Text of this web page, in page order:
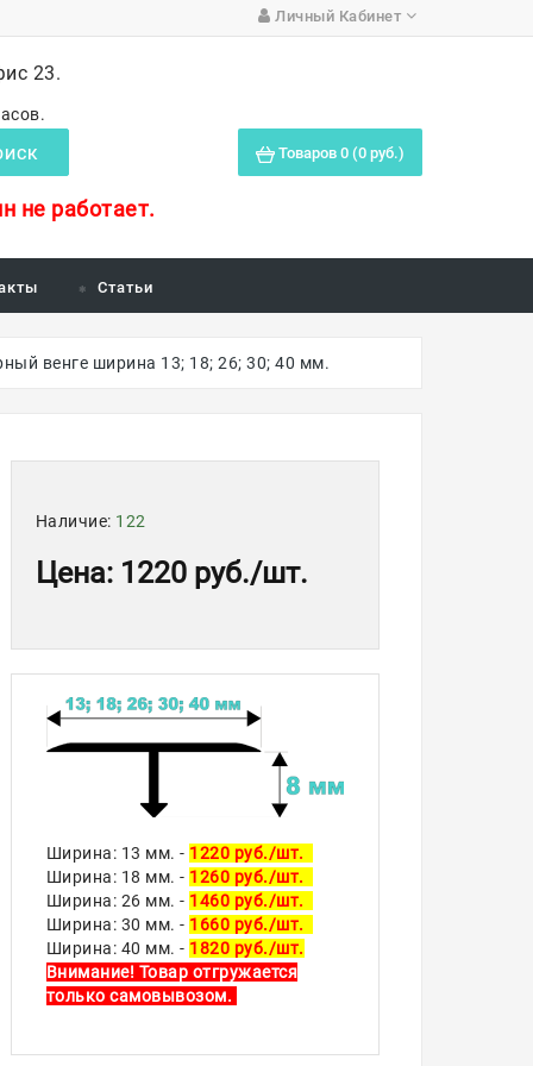
Личный Кабинет
23.
Товаров 0 (0 руб.)
не работает.
Статьи
венге ширина 13; 18; 26; 30; 40 мм.
Наличие: 122
Цена: 1220 руб./шт.
Ширина: 13 мм. - 1220 руб./шт.
Ширина: 18 мм. - 1260 руб./шт.
Ширина: 26 мм. - 1460 руб./шт.
Ширина: 30 мм. - 1660 руб./шт.
Ширина: 40 мм. - 1820 руб./шт.
Внимание! Товар отгружается
только самовывозом.